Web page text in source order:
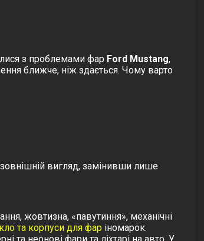
з проблемами фар Ford Mustang,
ближче, ніж здається. Чому варто
зовнішній вигляд, замінивши лише
жовтизна, «павутиння», механічні
та корпуси для фар іномарок.